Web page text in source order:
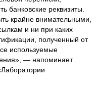
банковские реквизиты.
крайне внимательными,
и ни при каких
полученный от
используемые
— напоминает